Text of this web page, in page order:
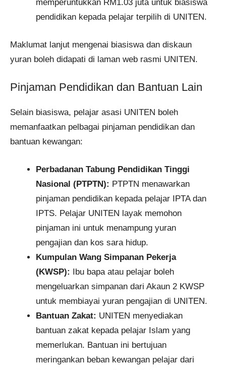
memperuntukkan RM1.03 juta untuk biasiswa
pendidikan kepada pelajar terpilih di UNITEN.
Maklumat lanjut mengenai biasiswa dan diskaun
yuran boleh didapati di laman web rasmi UNITEN.
Pinjaman Pendidikan dan Bantuan Lain
Selain biasiswa, pelajar asasi UNITEN boleh
memanfaatkan pelbagai pinjaman pendidikan dan
bantuan kewangan:​
Perbadanan Tabung Pendidikan Tinggi
Nasional (PTPTN): PTPTN menawarkan
pinjaman pendidikan kepada pelajar IPTA dan
IPTS. Pelajar UNITEN layak memohon
pinjaman ini untuk menampung yuran
pengajian dan kos sara hidup.​
Kumpulan Wang Simpanan Pekerja
(KWSP): Ibu bapa atau pelajar boleh
mengeluarkan simpanan dari Akaun 2 KWSP
untuk membiayai yuran pengajian di UNITEN.
Bantuan Zakat: UNITEN menyediakan
bantuan zakat kepada pelajar Islam yang
memerlukan. Bantuan ini bertujuan
meringankan beban kewangan pelajar dari